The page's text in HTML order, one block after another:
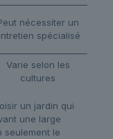
nécessiter un
spécialisé
Varie selon les
cultures
un jardin qui
une large
seulement le